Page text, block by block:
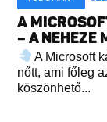
A
– A NEHEZE
A Microsoft
nőtt, ami főleg
köszönhető...